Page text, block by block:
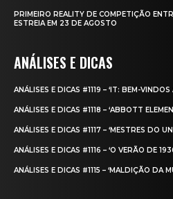
PRIMEIRO REALITY DE COMPETIÇÃO
ESTREIA EM 23 DE AGOSTO
ANÁLISES E DICAS
ANÁLISES E DICAS #1119 – ‘IT: BEM-
ANÁLISES E DICAS #1118 – ‘ABBOTT
ANÁLISES E DICAS #1117 – ‘MESTRES DO
ANÁLISES E DICAS #1116 – ‘O VERÃO DE
ANÁLISES E DICAS #1115 – ‘MALDIÇÃO DA